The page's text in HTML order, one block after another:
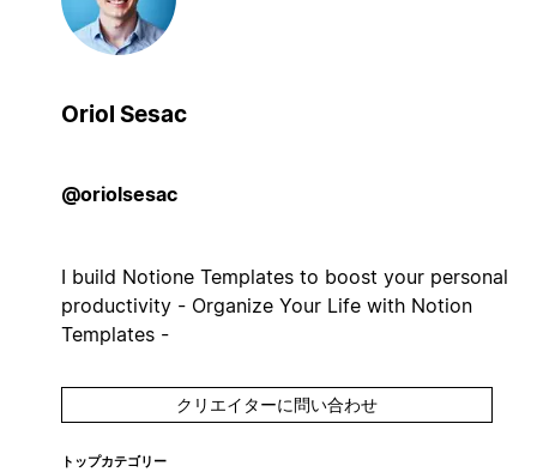
Oriol Sesac
@oriolsesac
I build Notione Templates to boost your personal
productivity - Organize Your Life with Notion
Templates -
クリエイターに問い合わせ
トップカテゴリー